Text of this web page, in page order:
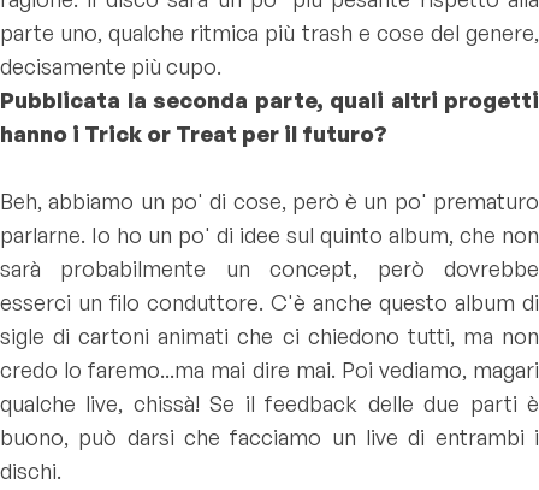
parte uno, qualche ritmica più trash e cose del genere,
decisamente più cupo.
Pubblicata la seconda parte, quali altri progetti
hanno i Trick or Treat per il futuro?
Beh, abbiamo un po' di cose, però è un po' prematuro
parlarne. Io ho un po' di idee sul quinto album, che non
sarà probabilmente un concept, però dovrebbe
esserci un filo conduttore. C'è anche questo album di
sigle di cartoni animati che ci chiedono tutti, ma non
credo lo faremo...ma mai dire mai. Poi vediamo, magari
qualche live, chissà! Se il feedback delle due parti è
buono, può darsi che facciamo un live di entrambi i
dischi.